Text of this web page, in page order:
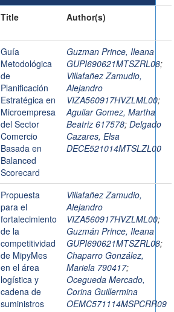
Title Author(s)
Guía
Metodológica
de
Planificación
Estratégica en
Microempresa
del Sector
Comercio
Basada en
Balanced
Scorecard
Guzman Prince, Ileana
GUPI690621MTSZRL08;
Villafañez Zamudio,
Alejandro
VIZA560917HVZLML00;
Aguilar Gomez, Martha
Beatriz 617578; Delgado
Cazares, Elsa
DECE521014MTSLZL00
Propuesta
para el
fortalecimiento
de la
competitividad
de MipyMes
en el área
logística y
cadena de
suministros
Villafañez Zamudio,
Alejandro
VIZA560917HVZLML00;
Guzmán Prince, Ileana
GUPI690621MTSZRL08;
Chaparro González,
Mariela 790417;
Ocegueda Mercado,
Corina Guillermina
OEMC571114MSPCRR09